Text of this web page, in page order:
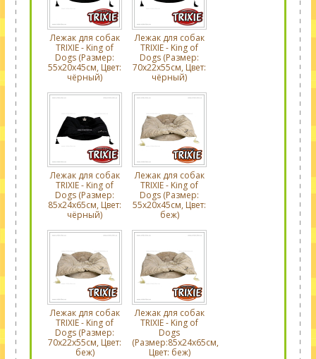
Лежак для собак
TRIXIE - King of
Dogs (Размер:
55х20х45cм, Цвет:
чёрный)
Лежак для собак
TRIXIE - King of
Dogs (Размер:
70х22х55cм, Цвет:
чёрный)
Лежак для собак
TRIXIE - King of
Dogs (Размер:
85х24х65cм, Цвет:
чёрный)
Лежак для собак
TRIXIE - King of
Dogs (Размер:
55х20х45cм, Цвет:
беж)
Лежак для собак
TRIXIE - King of
Dogs (Размер:
70х22х55cм, Цвет:
беж)
Лежак для собак
TRIXIE - King of
Dogs
(Размер:85х24х65cм,
Цвет: беж)